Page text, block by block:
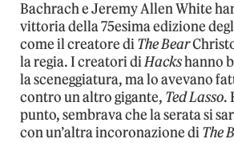
Bachrach e Jeremy Allen White
vittoria della 75esima edizione
come il creatore diThe Bear
la regia. I creatori diHackshanno
la sceneggiatura, ma lo avevano
contro un altro gigante, Ted Lasso.
punto, sembrava che la serata si
con un’altra incoronazione diThe